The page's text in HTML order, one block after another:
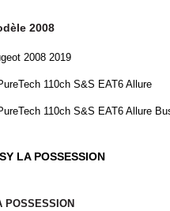
Garantie mécanique
2008
2008 2019
110ch S&S EAT6 Allure
110ch S&S EAT6 Allure
LA POSSESSION
POSSESSION